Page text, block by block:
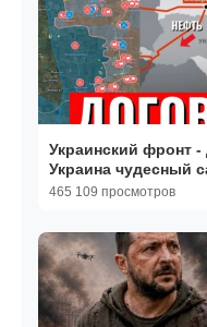
Украинский фронт
Украина чудесный
14.04.26
465 109 просмотров